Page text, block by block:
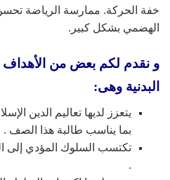
خفة الحركة. ممارسة الرياضة
الهضمي بشكل كبير.
و نقدم لكم بعض من الأهداف
البدنية وهى:
يتعزز لديها تعاليم الدين
بما يناسب طالبة هذا الصف .
تكتسب السلوك المؤدي إلى
.